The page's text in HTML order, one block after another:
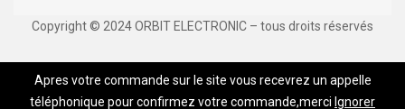
Copyright © 2024 ORBIT ELECTRONIC – tous droits réservés
Apres votre commande sur le site vous recevrez un appelle
téléphonique pour confirmez votre commande,merci Ignorer